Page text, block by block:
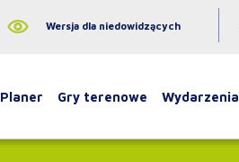
Wersja dla niedowidzących
Planer Gry terenowe Wydarzenia